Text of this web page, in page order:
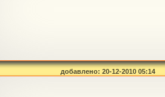
добавлено: 20-12-2010 05:14